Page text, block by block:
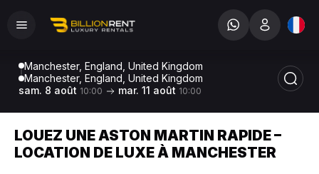
Manchester, England, United Kingdom
Manchester, England, United Kingdom
sam. 8 août 10:00 mar. 11 août 10:00
LOUEZ UNE ASTON MARTIN RAPIDE –
LOCATION DE LUXE À MANCHESTER